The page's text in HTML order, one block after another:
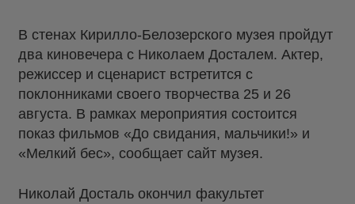
В стенах Кирилло-Белозерского музея пройдут
два киновечера с Николаем Досталем. Актер,
режиссер и сценарист встретится с
поклонниками своего творчества 25 и 26
августа. В рамках мероприятия состоится
показ фильмов «До свидания, мальчики!» и
«Мелкий бес», сообщает сайт музея.
Николай Досталь окончил факультет